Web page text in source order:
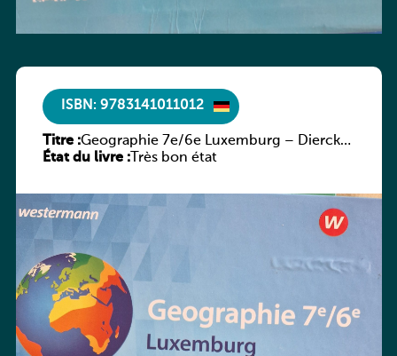
ISBN: 9783141011012
Titre :Geographie 7e/6e Luxemburg – Diercke
Praxis
État du livre :Très bon état